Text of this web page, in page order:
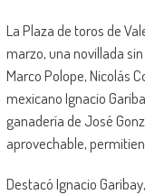
La Plaza de toros de
marzo, una novillada
Marco Polope, Nicolás
mexicano Ignacio
ganadería de José
aprovechable,
Destacó Ignacio